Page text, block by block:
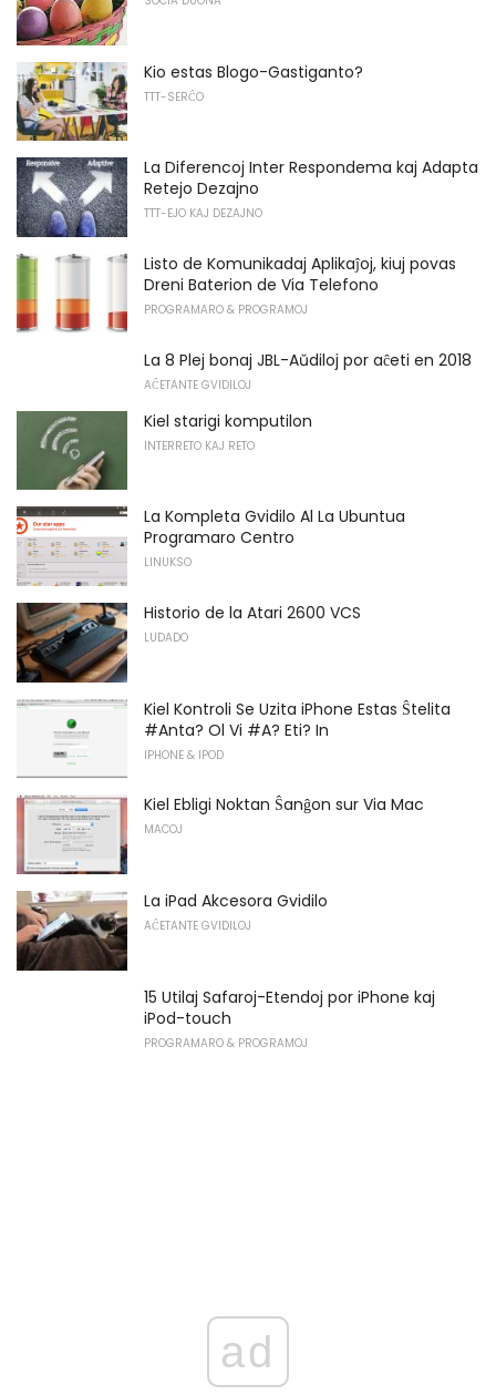
Kio estas Blogo-Gastiganto?
TTT-SERĈO
La Diferencoj Inter Respondema kaj Adapta
Retejo Dezajno
TTT-EJO KAJ DEZAJNO
Listo de Komunikadaj Aplikaĵoj, kiuj povas
Dreni Baterion de Via Telefono
PROGRAMARO & PROGRAMOJ
La 8 Plej bonaj JBL-Aŭdiloj por aĉeti en 2018
AĈETANTE GVIDILOJ
Kiel starigi komputilon
INTERRETO KAJ RETO
La Kompleta Gvidilo Al La Ubuntua
Programaro Centro
LINUKSO
Historio de la Atari 2600 VCS
LUDADO
Kiel Kontroli Se Uzita iPhone Estas Ŝtelita
#Anta? Ol Vi #A? Eti? In
IPHONE & IPOD
Kiel Ebligi Noktan Ŝanĝon sur Via Mac
MACOJ
La iPad Akcesora Gvidilo
AĈETANTE GVIDILOJ
15 Utilaj Safaroj-Etendoj por iPhone kaj
iPod-touch
PROGRAMARO & PROGRAMOJ
ad